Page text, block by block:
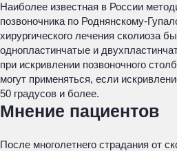
Наиболее известная в России
позвоночника по Роднянскому-
хирургического лечения сколиоза
однопластинчатые и
при искривлении позвоночного
могут применяться, если
50 градусов и более.
Мнение пациентов
После многолетнего страдания от